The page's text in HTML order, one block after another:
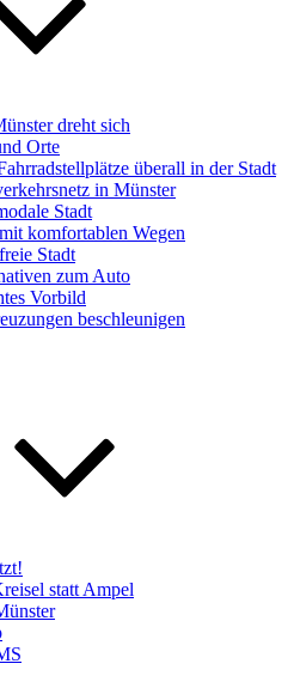
dreht sich
Orte
überall in der Stadt
in Münster
Stadt
komfortablen Wegen
Stadt
zum Auto
Vorbild
beschleunigen
statt Ampel